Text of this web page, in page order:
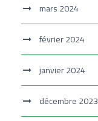
mars 2024
février 2024
janvier 2024
décembre 2023